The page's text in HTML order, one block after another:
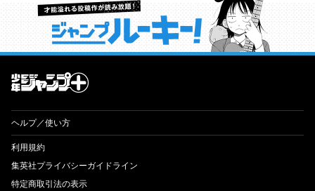
才能溢れる投稿作が読み放題！ ジャンプルーキー！
ヘルプ／使い方
利用規約
集英社プライバシーガイドライン
特定商取引法の表示